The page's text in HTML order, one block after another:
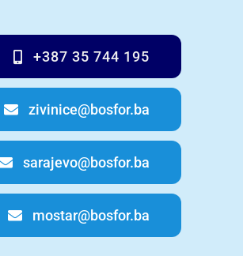
+387 35 744 195
zivinice@bosfor.ba
sarajevo@bosfor.ba
mostar@bosfor.ba